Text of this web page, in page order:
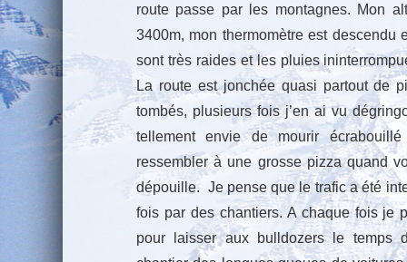
route passe par les montagnes. Mon
3400m, mon thermomètre est
sont très raides et les pluies
La route est jonchée quasi partout de
tombés, plusieurs fois j’en ai vu
tellement envie de mourir
ressembler à une grosse pizza quand
dépouille. Je pense que le trafic a été
fois par des chantiers. A chaque fois je
pour laisser aux bulldozers le temps